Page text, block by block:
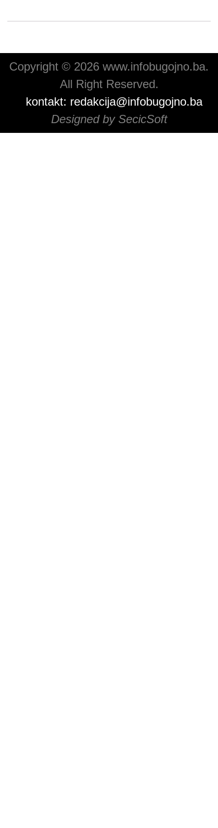
Copyright © 2026 www.infobugojno.ba.
All Right Reserved.
kontakt: redakcija@infobugojno.ba
Designed by SecicSoft